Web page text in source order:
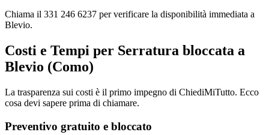
Chiama il 331 246 6237 per verificare la disponibilità immediata a
Blevio.
Costi e Tempi per Serratura bloccata a
Blevio (Como)
La trasparenza sui costi è il primo impegno di ChiediMiTutto. Ecco
cosa devi sapere prima di chiamare.
Preventivo gratuito e bloccato